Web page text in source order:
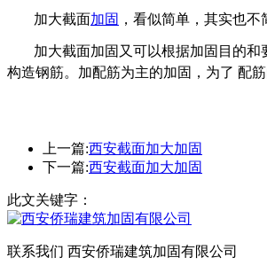
加大截面加固 ，看似简单，其实也
加大截面加固又可以根据加固目的
构造钢筋。加配筋为主的加固，为了 配
上一篇:西安截面加大加固
下一篇:西安截面加大加固
此文关键字：
联系我们 西安侨瑞建筑加固有限公司